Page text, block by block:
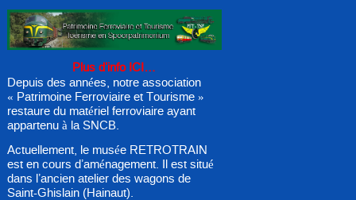
Plus d’info ICI…
Depuis des années, notre association
« Patrimoine Ferroviaire et Tourisme »
restaure du matériel ferroviaire ayant
appartenu à la SNCB.
Actuellement, le musée RETROTRAIN
est en cours d’aménagement. Il est situé
dans l’ancien atelier des wagons de
Saint-Ghislain (Hainaut).